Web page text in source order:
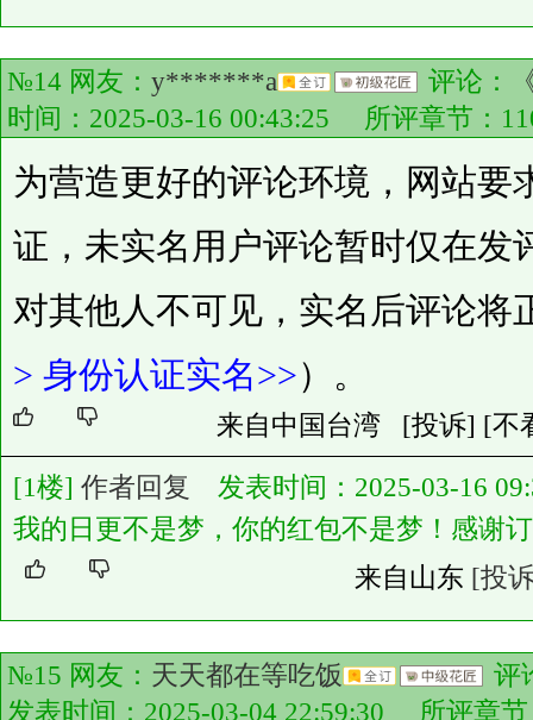
№14 网友： y*******a 评论：
时间：2025-03-16 00:43:25 所评章节：
为营造更好的评论环境，网站要
证，未实名用户评论暂时仅在发
对其他人不可见，实名后评论将
> 身份认证实名>>）。
来自中国台湾 [投诉] [不
[1楼] 作者回复
发表时间：2025-03-16
我的日更不是梦，你的红包不是梦！感谢
来自山东 [投
№15 网友： 天天都在等吃饭
评
发表时间：2025-03-04 22:59:30 所评章